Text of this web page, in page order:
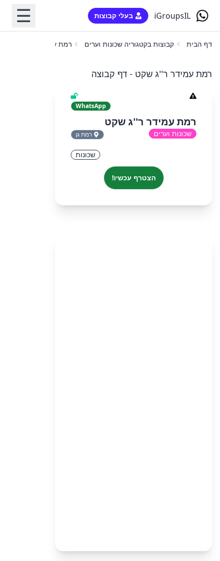
iGroupsIL בעלי קבוצות ☰
דף הבית קבוצות בקטגוריה שכונות וערים רמת עמידר ר''ג שקט
רמת עמידר ר''ג שקט - דף קבוצה
WhatsApp
רמת עמידר ר''ג שקט
שכונות וערים רמת גן
שכונות
הצטרף עכשיו!